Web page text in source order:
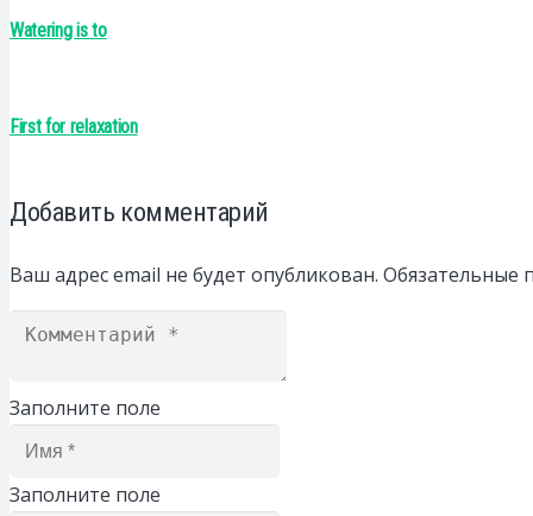
Watering is to
First for relaxation
Добавить комментарий
Ваш адрес email не будет опубликован. Обязательные
Заполните поле
Заполните поле